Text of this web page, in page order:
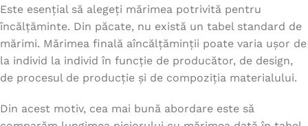
Este esențial să alegeți mărimea potrivită pentru
încălțăminte. Din păcate, nu există un tabel standard de
mărimi. Mărimea finală aîncălțăminții poate varia ușor de
la individ la individ în funcție de producător, de design,
de procesul de producție și de compoziția materialului.
Din acest motiv, cea mai bună abordare este să